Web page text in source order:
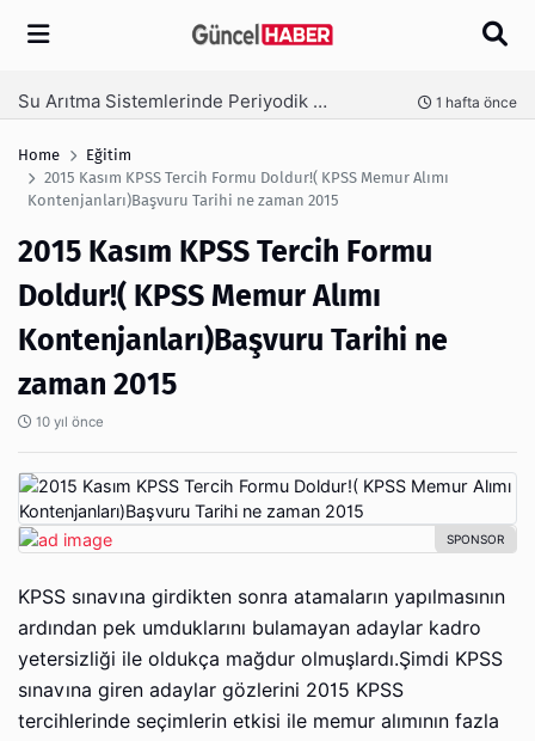
Arama
Ambalaj Süreçlerinde Yeni Nesil Verimliliği Olimpack ile Yakalayın 3 hafta önce
Home
Eğitim
2015 Kasım KPSS Tercih Formu Doldur!( KPSS Memur Alımı
Kontenjanları)Başvuru Tarihi ne zaman 2015
2015 Kasım KPSS Tercih Formu
Doldur!( KPSS Memur Alımı
Kontenjanları)Başvuru Tarihi ne
zaman 2015
10 yıl önce
KPSS sınavına girdikten sonra atamaların yapılmasının
ardından pek umduklarını bulamayan adaylar kadro
yetersizliği ile oldukça mağdur olmuşlardı.Şimdi KPSS
sınavına giren adaylar gözlerini 2015 KPSS
tercihlerinde seçimlerin etkisi ile memur alımının fazla